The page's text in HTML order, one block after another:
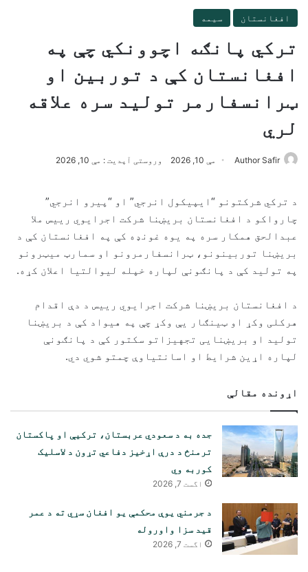
افغانستان سیمه
ترکي پانګه اچوونکي چې په
افغانستان کې د توربین او
ټرانسفارمر تولید سره علاقه
لري
Author Safir مې 10, 2026 وروستی آپدیت : مې 10, 2026
د ترکي شرکتونو “ایپیکول انرجي” او “پیرو انرجي”
چارواکو د افغانستان بریښنا شرکت اجرایوي رییس ملا
عبدالحق همکار سره په یوه غونډه کې په افغانستان کې د
بریښنا توربینونو، ټرانسفارمرونو او سمارټ میټرونو
په تولید کې د پانګونې لپاره خپله لیوالتیا اعلان کړه.
د افغانستان بریښنا شرکت اجرایوي رییس د دې اقدام
هرکلی وکړ او ټینګار یې وکړ چې په هیواد کې د بریښنا
تولید او بریښنایی تجهیزاتو سکتور کې د پانګونې
لپاره اړین شرایط او اسانتیاوې چمتو شوي دي.
اړونده مقالې
جده به د سعودي عربستان، ترکیې او پاکستان
ترمنځ د درې اړخیز دفاعي تړون د لاسلیک
کوربه وي
اگست 7, 2026
د جرمني یوې محکمې یو افغان سړي ته د عمر
قید سزا واوروله
اگست 7, 2026